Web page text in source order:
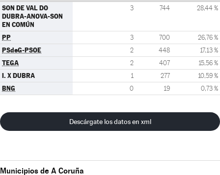
SON DE VAL DO
DUBRA-ANOVA-SON
EN COMÚN
3 744 28,44 %
PP 3 700 26,76 %
PSdeG-PSOE 2 448 17,13 %
TEGA 2 407 15,56 %
I. X DUBRA 1 277 10,59 %
BNG 0 19 0,73 %
Descárgate los datos en xml
Municipios de A Coruña